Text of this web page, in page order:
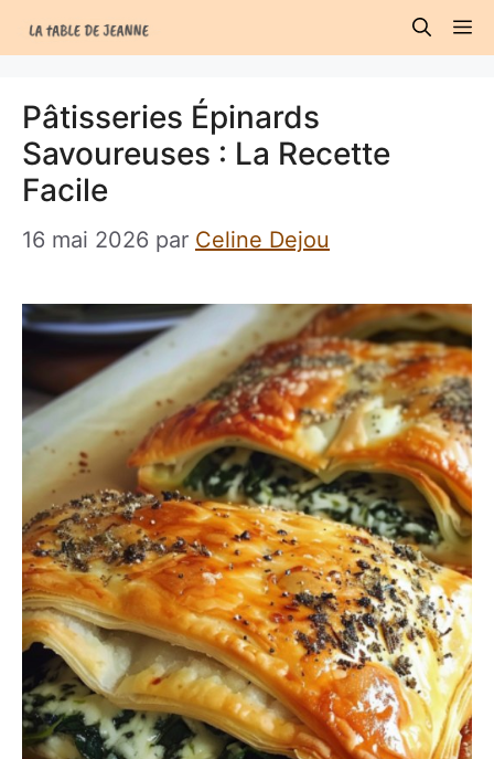
au
Pâtisseries Épinards
Savoureuses : La Recette
Facile
16 mai 2026 par Celine Dejou